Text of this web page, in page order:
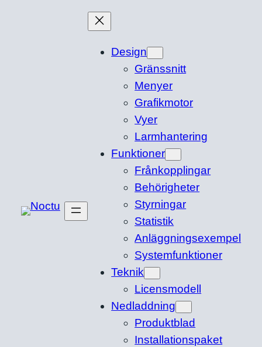
Design
Gränssnitt
Menyer
Grafikmotor
Vyer
Larmhantering
Funktioner
Frånkopplingar
Behörigheter
Styrningar
Statistik
Anläggningsexempel
Systemfunktioner
Teknik
Licensmodell
Nedladdning
Produktblad
Installationspaket